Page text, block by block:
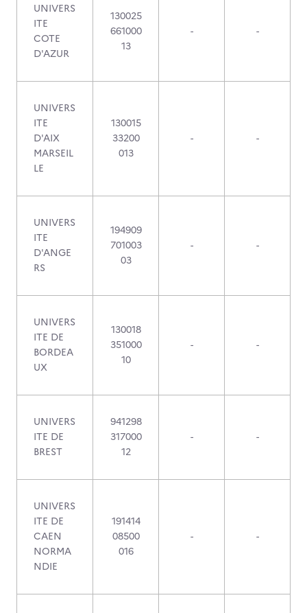
UNIVERS
ITE
COTE
D'AZUR
130025
661000
13
- -
UNIVERS
ITE
D'AIX
MARSEIL
LE
130015
33200
013
- -
UNIVERS
ITE
D'ANGE
RS
194909
701003
03
- -
UNIVERS
ITE DE
BORDEA
UX
130018
351000
10
- -
UNIVERS
ITE DE
BREST
941298
317000
12
- -
UNIVERS
ITE DE
CAEN
NORMA
NDIE
191414
08500
016
- -